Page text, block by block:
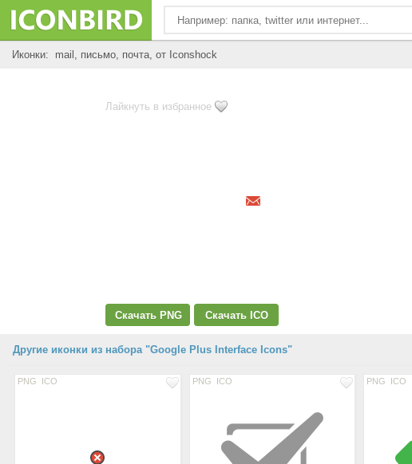
Иконки: mail, письмо, почта, от Iconshock
Лайкнуть в избранное
Скачать PNG Скачать ICO
Другие иконки из набора "Google Plus Interface Icons"
PNG ICO PNG ICO PNG ICO